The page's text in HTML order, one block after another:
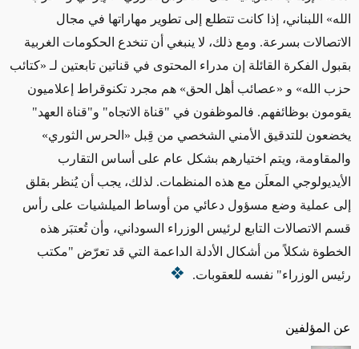
عن المؤلفين
الله» اللبناني، إذا كانت تتطلع إلى تطوير مهاراتها في مجال
الاتصالات بسرعة. ومع ذلك، لا ينبغي أن تنخدع الحكومات الغربية
بقبول الفكرة القائلة إن مدراء المحتوى في قناتين تابعتين لـ «كتائب
حزب الله» و «عصائب أهل الحق» هم مجرد تكنوقراط إعلاميون
يقومون بوظائفهم. فالموظفون في "قناة الاتجاه" و"قناة العهد"
يخضعون للتدقيق الأمني ​​الشخصي من قِبل « الحرس الثوري»
والمقاومة، ويتم اختيارهم بشكل عام على أساس التقارب
الأيديولوجي المعلَن مع هذه المنظمات. لذلك، يجب أن يُنظر بقلق
إلى عملية وضع مسؤول دعائي من أوساط الميلشيات على رأس
قسم الاتصالات التابع لرئيس الوزراء السوداني، وأن تُعتبَر هذه
الخطوة شكلاً من أشكال الأدلة الداعمة التي قد تعرّض "مكتب
رئيس الوزراء" نفسه للعقوبات.